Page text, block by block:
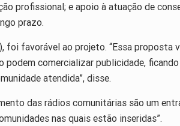
profissional; e apoio à atuação de
prazo.
foi favorável ao projeto. “Essa
podem comercializar publicidade,
atendida”, disse.
das rádios comunitárias são um
nas quais estão inseridas”.